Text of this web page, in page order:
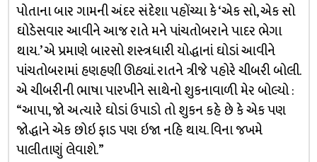
પોતાના બાર ગામની અંદર સંદેશા પહોંચ્યા કે ‘એક સો, એક સો
ઘોડેસવાર આવીને આજ રાતે મને પાંચતોબરાને પાદર ભેગા
થાય.’ એ પ્રમાણે બારસો શસ્ત્રધારી યોદ્ધાનાં ઘોડાં આવીને
પાંચતોબરામાં હણહણી ઊઠ્યાં. રાતને ત્રીજે પહોરે ચીબરી બોલી.
એ ચીબરીની ભાષા પારખીને સાથેનો શુકનાવાળી મેર બોલ્યો :
“આપા, જો અત્યારે ઘોડાં ઉપાડો તો શુકન કહે છે કે એક પણ
જોદ્ધાને એક છોઇ ફાડ પણ ઇજા નહિ થાય. વિના જખમે
પાલીતાણું લેવાશે.”